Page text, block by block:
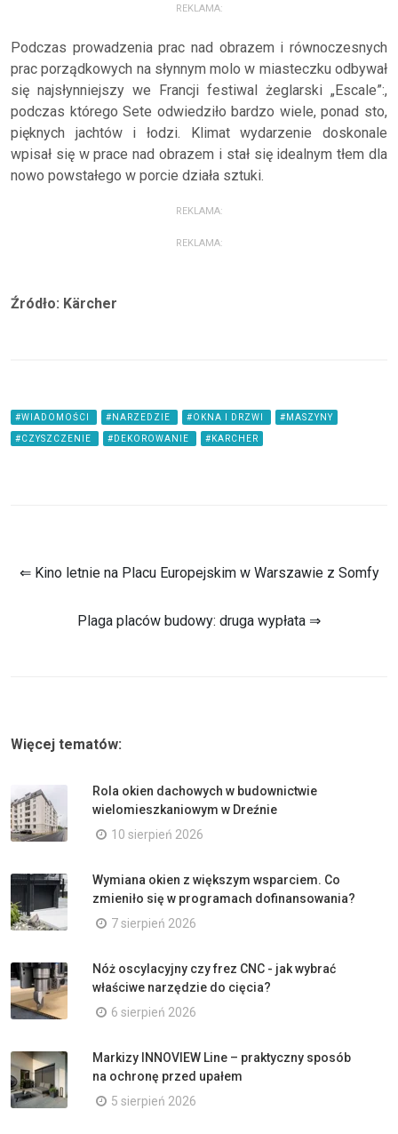
REKLAMA:
Podczas prowadzenia prac nad obrazem i równoczesnych
prac porządkowych na słynnym molo w miasteczku odbywał
się najsłynniejszy we Francji festiwal żeglarski „Escale”:,
podczas którego Sete odwiedziło bardzo wiele, ponad sto,
pięknych jachtów i łodzi. Klimat wydarzenie doskonale
wpisał się w prace nad obrazem i stał się idealnym tłem dla
nowo powstałego w porcie działa sztuki.
REKLAMA:
REKLAMA:
Źródło: Kärcher
#WIADOMOŚCI #NARZEDZIE #OKNA I DRZWI #MASZYNY
#CZYSZCZENIE #DEKOROWANIE #KARCHER
⇐ Kino letnie na Placu Europejskim w Warszawie z Somfy
Plaga placów budowy: druga wypłata ⇒
Więcej tematów:
Rola okien dachowych w budownictwie
wielomieszkaniowym w Dreźnie
10 sierpień 2026
Wymiana okien z większym wsparciem. Co
zmieniło się w programach dofinansowania?
7 sierpień 2026
Nóż oscylacyjny czy frez CNC - jak wybrać
właściwe narzędzie do cięcia?
6 sierpień 2026
Markizy INNOVIEW Line – praktyczny sposób
na ochronę przed upałem
5 sierpień 2026